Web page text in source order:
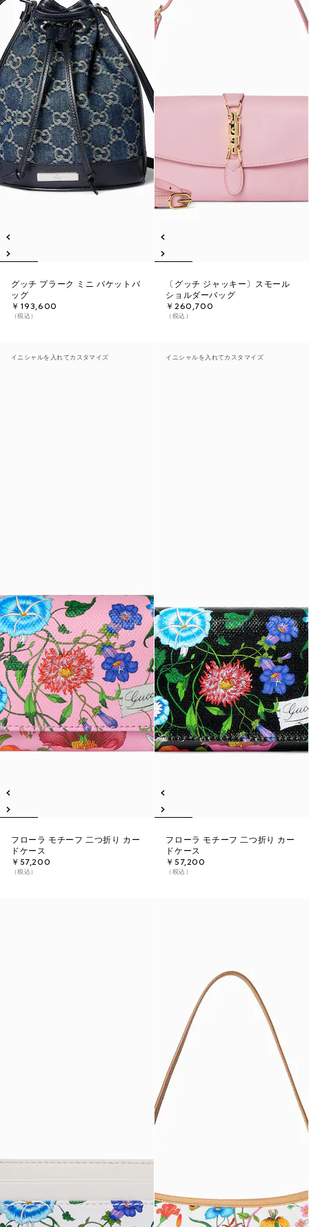
グッチ プラーク ミニ バケットバ
ッグ
￥193,600
（税込）
〔グッチ ジャッキー〕スモール
ショルダーバッグ
￥260,700
（税込）
イニシャルを入れてカスタマイズ
フローラ モチーフ 二つ折り カー
ドケース
￥57,200
（税込）
イニシャルを入れてカスタマイズ
フローラ モチーフ 二つ折り カー
ドケース
￥57,200
（税込）